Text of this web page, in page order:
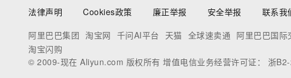
法律声明 Cookies政策 廉正举报 安全举报 联系我
阿里巴巴集团 淘宝网 千问AI平台 天猫 全球速卖通 阿里巴巴国际
淘宝闪购
© 2009-现在 Aliyun.com 版权所有 增值电信业务经营许可证： 浙